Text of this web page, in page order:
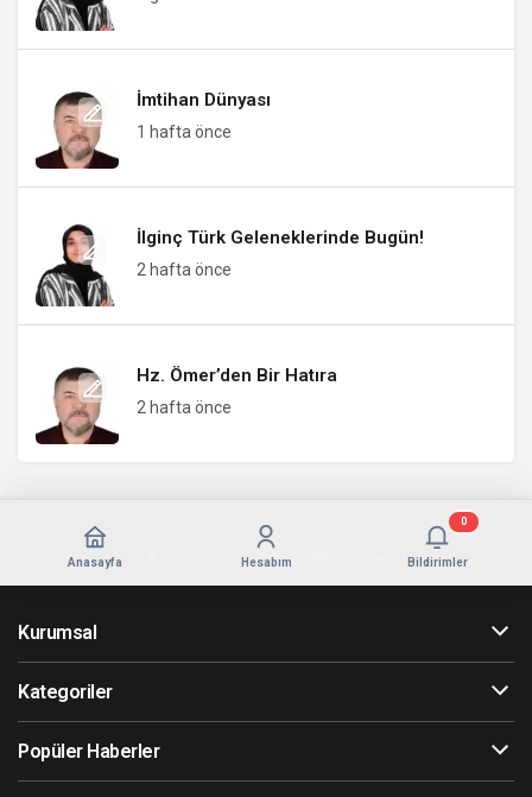
İmtihan Dünyası
1 hafta önce
İlginç Türk Geleneklerinde Bugün!
2 hafta önce
Hz. Ömer’den Bir Hatıra
2 hafta önce
Anasayfa Hesabım Bildirimler
0
Kurumsal
Kategoriler
Popüler Haberler